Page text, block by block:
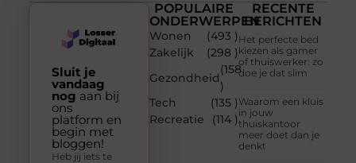
POPULAIRE
ONDERWERPEN
Wonen
(493 )
Zakelijk
(298 )
Gezondheid
(158
)
Tech
(135 )
Recreatie
(114 )
RECENTE
BERICHTEN
Het perfecte bed
kiezen als gamer
of thuiswerker: zo
doe je dat slim
Waarom een kluis
in jouw
thuiskantoor
meer doet dan je
denkt
Sluit je
vandaag
nog aan bij
ons
platform en
begin met
bloggen!
Heb jij iets te